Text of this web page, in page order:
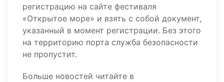
регистрацию на сайте фестиваля
«Открытое море» и взять с собой документ,
указанный в момент регистрации. Без этого
на территорию порта служба безопасности
не пропустит.
Больше новостей читайте в